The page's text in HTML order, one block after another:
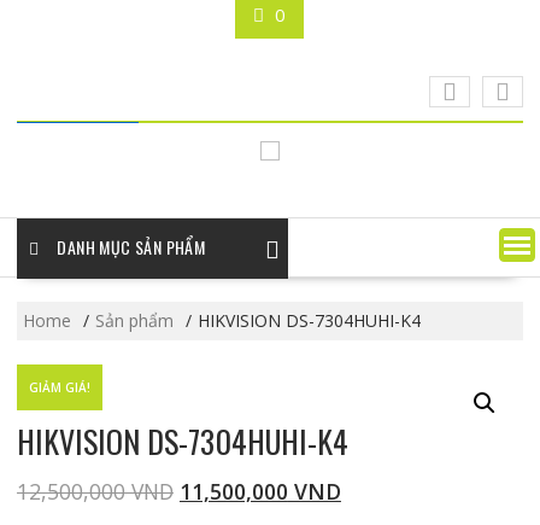
0
DANH MỤC SẢN PHẨM
Home Sản phẩm HIKVISION DS-7304HUHI-K4
GIẢM GIÁ!
HIKVISION DS-7304HUHI-K4
12,500,000VND 11,500,000 VND